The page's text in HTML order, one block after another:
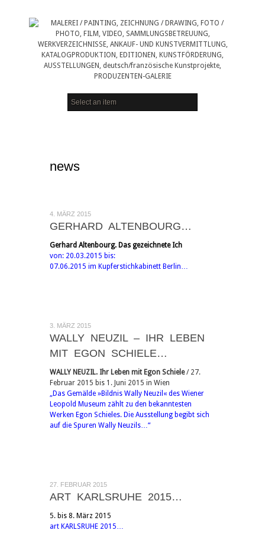
news
4. MÄRZ 2015
GERHARD ALTENBOURG…
Gerhard Altenbourg. Das gezeichnete Ich
von: 20.03.2015 bis:
07.06.2015 im Kupferstichkabinett Berlin…
3. MÄRZ 2015
WALLY NEUZIL – IHR LEBEN
MIT EGON SCHIELE…
WALLY NEUZIL. Ihr Leben mit Egon Schiele/ 27.
Februar 2015 bis 1. Juni 2015 in Wien
„Das Gemälde »Bildnis Wally Neuzil« des Wiener
Leopold Museum zählt zu den bekanntesten
Werken Egon Schieles. Die Ausstellung begibt sich
auf die Spuren Wally Neuzils…“
27. FEBRUAR 2015
ART KARLSRUHE 2015…
5. bis 8. März 2015
art KARLSRUHE 2015…